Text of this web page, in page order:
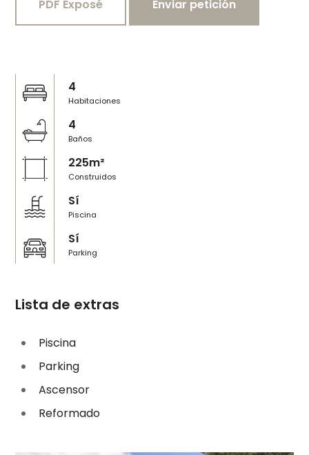
PDF Exposé Enviar petición
4
Habitaciones
4
Baños
225m²
Construidos
Sí
Piscina
Sí
Parking
Lista de extras
Piscina
Parking
Ascensor
Reformado